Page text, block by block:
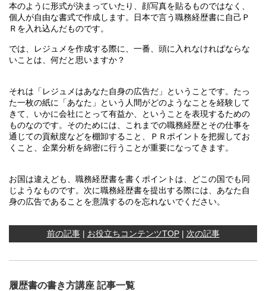
本のように形式が決まっていたり、顔写真を貼るものではなく、
個人が自由な書式で作成します。日本で言う職務経歴書に自己Ｐ
Ｒを入れ込んだものです。
では、レジュメを作成する際に、一番、頭に入れなければならな
いことは、何だと思いますか？
それは「レジュメはあなた自身の広告だ」ということです。たっ
た一枚の紙に「あなた」という人間がどのようなことを経験して
きて、いかに会社にとって有益か、ということを表現するための
ものなのです。そのためには、これまでの職務経歴とその仕事を
通じての貢献度などを棚卸すること、ＰＲポイントを把握してお
くこと、企業分析を綿密に行うことが重要になってきます。
お国は違えども、職務経歴書を書くポイントは、どこの国でも同
じようなものです。次に職務経歴書を提出する際には、あなた自
身の広告であることを意識するのを忘れないでください。
前の記事| お役立ちコンテンツTOP| 次の記事
履歴書の書き方講座 記事一覧